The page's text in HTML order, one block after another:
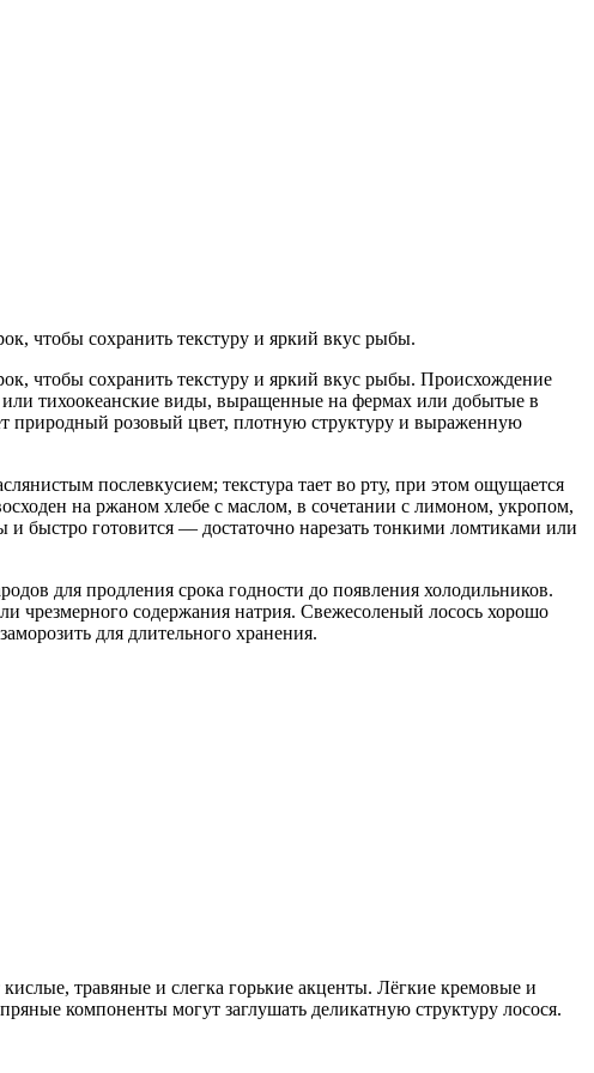
чтобы сохранить текстуру и яркий вкус рыбы.
чтобы сохранить текстуру и яркий вкус рыбы. Происхождение
или тихоокеанские виды, выращенные на фермах или добытые в
природный розовый цвет, плотную структуру и выраженную
послевкусием; текстура тает во рту, при этом ощущается
на ржаном хлебе с маслом, в сочетании с лимоном, укропом,
быстро готовится — достаточно нарезать тонкими ломтиками или
для продления срока годности до появления холодильников.
чрезмерного содержания натрия. Свежесоленый лосось хорошо
для длительного хранения.
травяные и слегка горькие акценты. Лёгкие кремовые и
компоненты могут заглушать деликатную структуру лосося.